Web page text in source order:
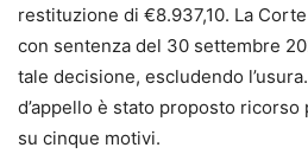
amministratore giudiziario.
crisi d’impresa e procedure di
incarichi di docenza in numerosi
master di II livello presso
l’Università di Ferrara ed è legale
restituzione di €8.937,10. La
con sentenza del 30 settembre
tale decisione, escludendo
d’appello è stato proposto
su cinque motivi.